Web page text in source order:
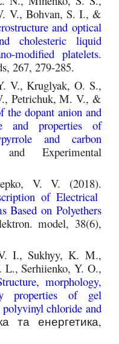
V., Bohvan, S. I., &
and optical
cholesteric liquid
modified platelets.
267, 279-285.
V., Kruglyak, O. S.,
Petrichuk, M. V., &
the dopant anion and
and properties of
and carbon
Experimental
V. V. (2018).
of Electrical
Based on Polyethers
model, 38(6),
I., Sukhyy, K. M.,
L., Serhiienko, Y. O.,
morphology,
properties of gel
polyvinyl chloride and
та енергетика,